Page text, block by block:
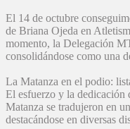
El 14 de octubre
de Briana Ojeda en
momento, la Delegación
consolidándose como una
La Matanza en el podio:
El esfuerzo y la dedicación
Matanza se tradujeron en
destacándose en diversas